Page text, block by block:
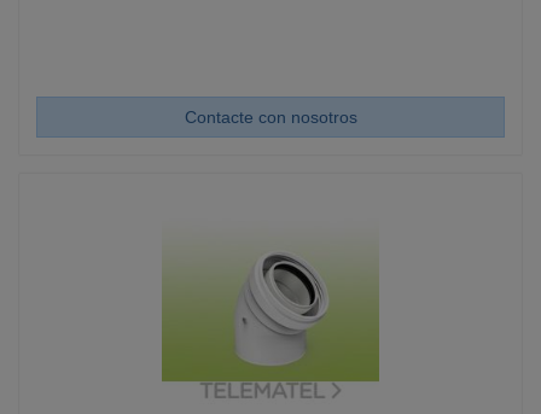
Contacte con nosotros